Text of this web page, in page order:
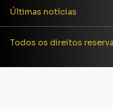
Últimas notícias
Todos os direitos